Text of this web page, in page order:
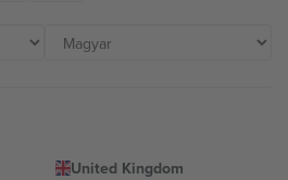
United Kingdom